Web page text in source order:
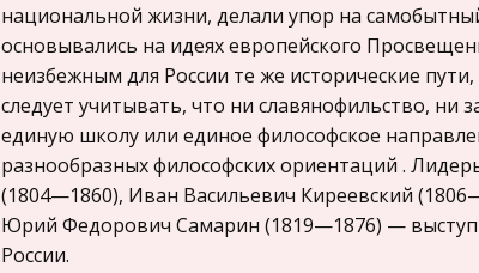
национальной жизни, делали упор на
основывались на идеях европейского
неизбежным для России те же исторические
следует учитывать, что ни славянофильство, ни
единую школу или единое философское
разнообразных философских ориентаций .
(1804—1860), Иван Васильевич Киреевский
Юрий Федорович Самарин (1819—1876) —
России.